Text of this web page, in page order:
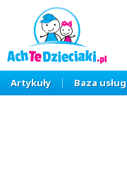
Artykuły Baza usług